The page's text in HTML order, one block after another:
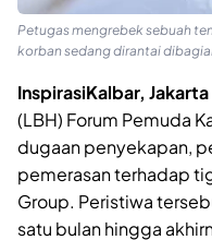
Petugas mengrebek sebuah
korban sedang dirantai
InspirasiKalbar, Jakarta
(LBH) Forum Pemuda
dugaan penyekapan,
pemerasan terhadap
Group. Peristiwa
satu bulan hingga